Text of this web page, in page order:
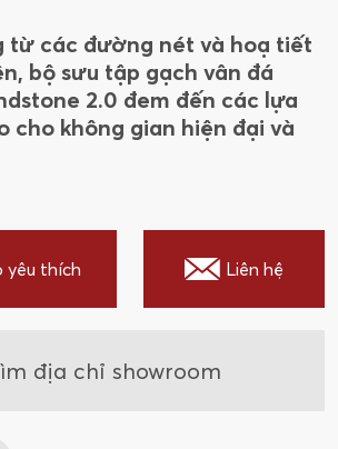
từ các đường nét và hoạ tiết
bộ sưu tập gạch vân đá
2.0 đem đến các lựa
cho không gian hiện đại và
yêu thích Liên hệ
địa chỉ showroom